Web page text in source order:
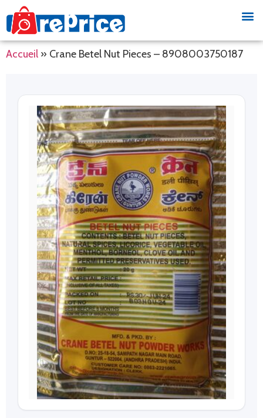
Accueil » Crane Betel Nut Pieces – 8908003750187